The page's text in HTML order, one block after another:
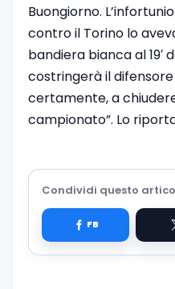
Buongiorno.
contro il Torino lo
bandiera bianca al 19′
costringerà il
certamente, a
campionato”. Lo
Condividi questo